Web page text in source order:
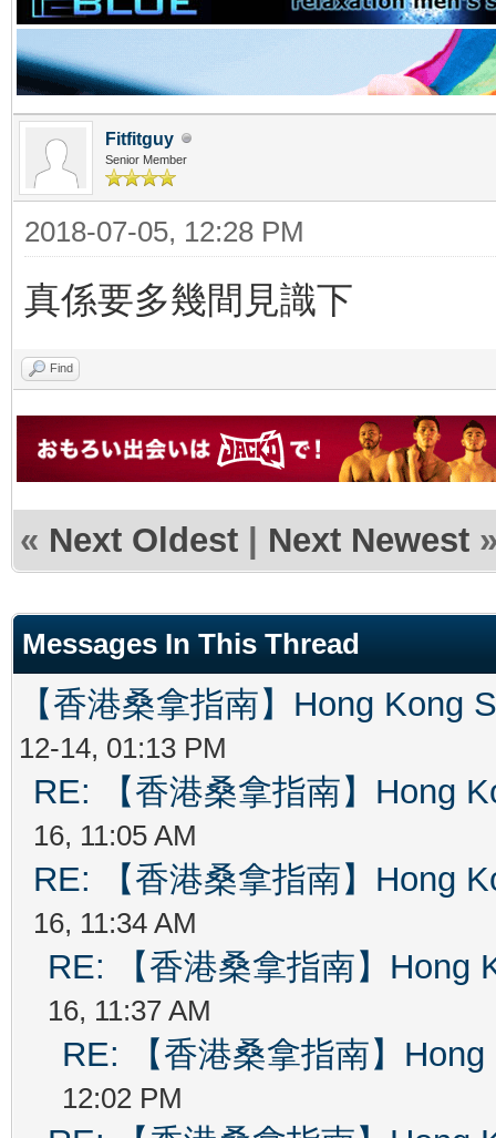
Fitfitguy
Senior Member
2018-07-05, 12:28 PM
真係要多幾間見識下
Find
« Next Oldest | Next Newest
Messages In This Thread
【香港桑拿指南】Hong Kong
12-14, 01:13 PM
RE: 【香港桑拿指南】Hong
16, 11:05 AM
RE: 【香港桑拿指南】Hong
16, 11:34 AM
RE: 【香港桑拿指南】Hong
16, 11:37 AM
RE: 【香港桑拿指南】
12:02 PM